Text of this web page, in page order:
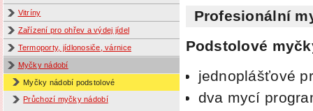
Vitríny
Zařízení pro ohřev a výdej jídel
Termoporty, jídlonosiče, várnice
Myčky nádobí
Myčky nádobí podstolové
Průchozí myčky nádobí
Profesionální
Podstolové
jednoplášťové
dva mycí